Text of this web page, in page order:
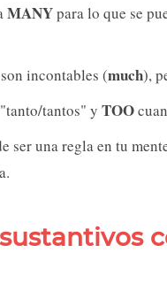
MANYpara lo que se
incontables (much),
tantos" y TOO
ser una regla en tu